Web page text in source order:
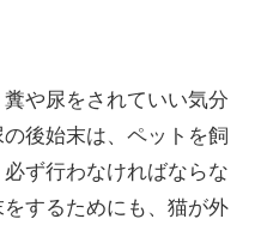
や尿をされていい気分
後始末は、ペットを飼
ず行わなければならな
するためにも、猫が外